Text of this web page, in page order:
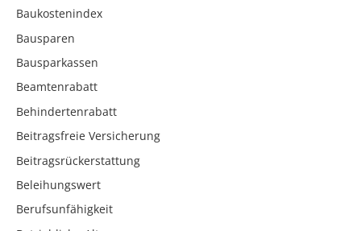
Baukostenindex
Bausparen
Bausparkassen
Beamtenrabatt
Behindertenrabatt
Beitragsfreie Versicherung
Beitragsrückerstattung
Beleihungswert
Berufsunfähigkeit